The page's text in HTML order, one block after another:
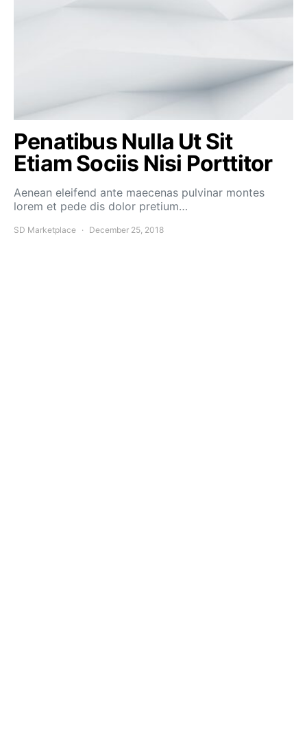
Penatibus Nulla Ut Sit
Etiam Sociis Nisi Porttitor
Aenean eleifend ante maecenas pulvinar montes
lorem et pede dis dolor pretium…
SD Marketplace December 25, 2018